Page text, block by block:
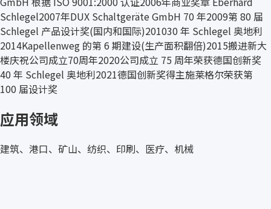
Schlegel2007年DUX Schaltgeräte GmbH 70 年2009第 80 届
Schlegel 产品设计奖(国内和国际)201030 年 Schlegel 奥地利
2014Kapellenweg 的第 6 期建设(生产面积翻倍)2015搬进新大
楼庆祝公司成立70周年2020公司成立 75 周年荣获德国创新奖
40 年 Schlegel 奥地利2021德国创新奖得主施莱格尔荣获第
100 届设计奖
应用领域
建筑、港口、矿山、纺织、印刷、医疗、机械